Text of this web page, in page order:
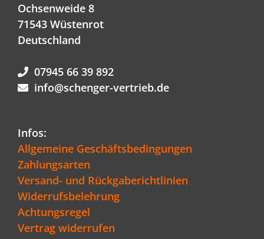
Ochsenweide 8
71543 Wüstenrot
Deutschland
07945 66 39 892
info@schenger-vertrieb.de
Infos:
Allgemeine Geschäftsbedingungen
Zahlungsarten
Versand- und Rückgaberichtlinien
Widerrufsbelehrung
Achtungsregel
Vertrag widerrufen